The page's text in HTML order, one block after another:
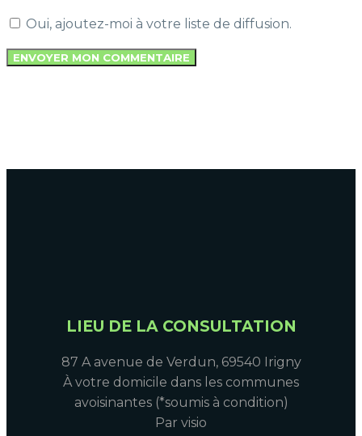
Oui, ajoutez-moi à votre liste de diffusion.
ENVOYER MON COMMENTAIRE
LIEU DE LA CONSULTATION
87 A avenue de Verdun, 69540 Irigny
À votre domicile dans les communes
avoisinantes (*soumis à condition)
Par visio